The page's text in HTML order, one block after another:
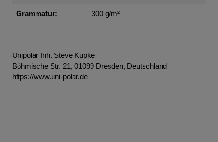
Grammatur: 300 g/m²
Unipolar Inh. Steve Kupke
Böhmische Str. 21, 01099 Dresden, Deutschland
https://www.uni-polar.de